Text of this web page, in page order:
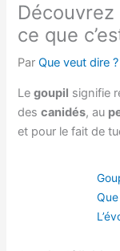
Découvrez
ce que
ParQue veut dire ?
Legoupil signifie
descanidés, au
et pour le fait de